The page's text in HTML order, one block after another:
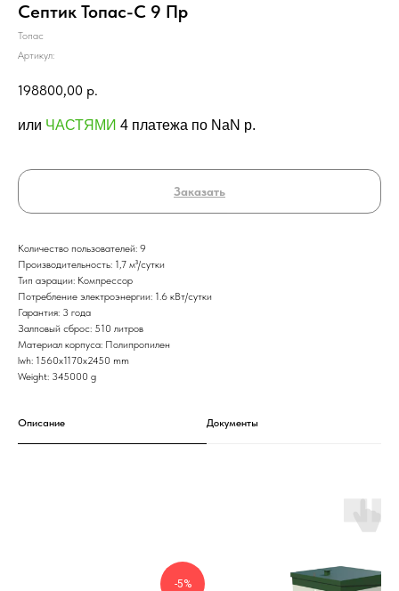
Септик Топас-С 9 Пр
Топас
Артикул:
198800,00 р.
или ЧАСТЯМИ 4 платежа по NaN p.
Заказать
Количество пользователей: 9
Производительность: 1,7 м³/сутки
Тип аэрации: Компрессор
Потребление электроэнергии: 1.6 кВт/сутки
Гарантия: 3 года
Залповый сброс: 510 литров
Материал корпуса: Полипропилен
lwh: 1560x1170x2450 mm
Weight: 345000 g
Описание Документы
-5%